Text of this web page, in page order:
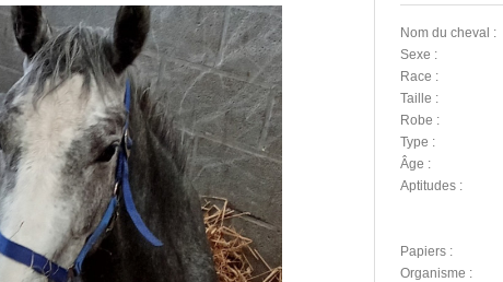
Nom du cheval :
Sexe :
Race :
Taille :
Robe :
Type :
Âge :
Aptitudes :
Papiers :
Organisme :